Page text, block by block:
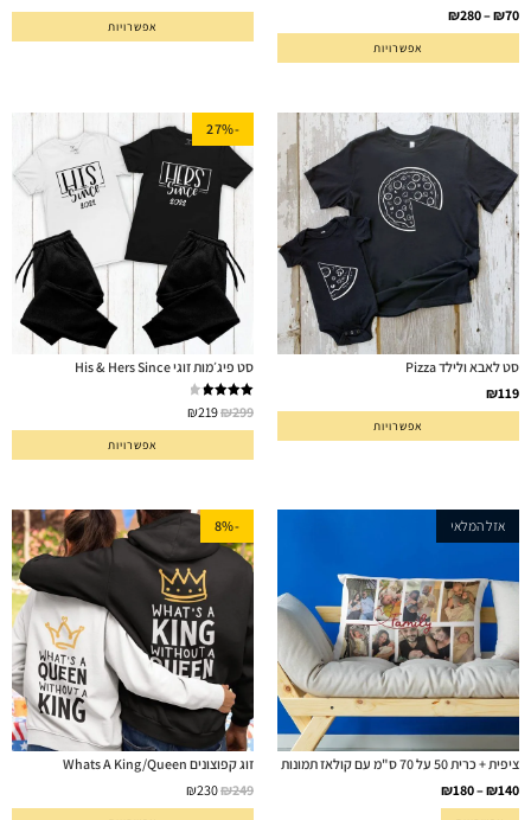
₪70
–
₪280
אפשרויות
אפשרויות
סט לאבא ולילד Pizza
₪119
אפשרויות
-27%
סט פיג׳מות זוגי His & Hers Since
דורג4.00
₪299
₪219
אפשרויות
אזל המלאי
ציפית + כרית 50 על 70 ס"מ עם קולאז תמונות
₪140
–
₪180
-8%
זוג קפוצונים Whats A King/Queen
₪249
₪230